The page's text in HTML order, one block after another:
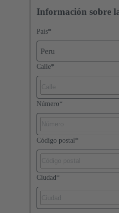
Información sobre
País*
Peru
Calle*
Número*
Código postal *
Ciudad *